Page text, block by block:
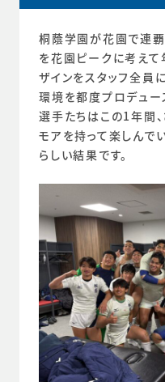
桐蔭学園が花園で連覇
を花園ピークに考えて
ザインをスタッフ全員
環境を都度プロデュー
選手たちはこの1年間
モアを持って楽しんで
らしい結果です。